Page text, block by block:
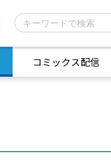
コミックス配信